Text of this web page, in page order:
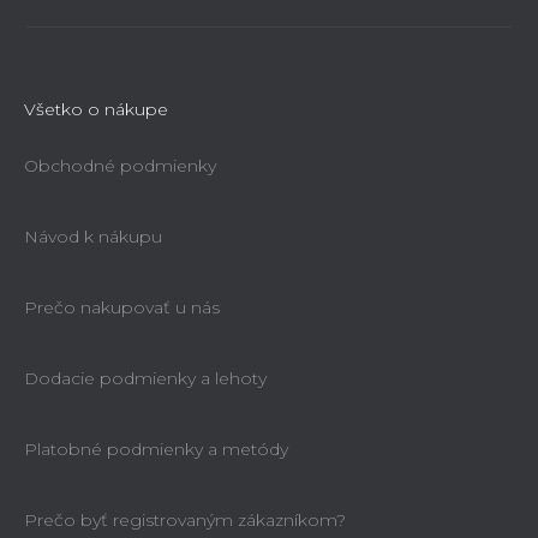
Všetko o nákupe
Obchodné podmienky
Návod k nákupu
Prečo nakupovať u nás
Dodacie podmienky a lehoty
Platobné podmienky a metódy
Prečo byť registrovaným zákazníkom?